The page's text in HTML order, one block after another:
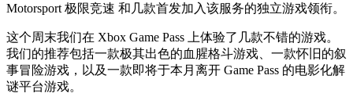
Motorsport 极限竞速 和几款首发加入该服务的独立游戏领衔。
这个周末我们在 Xbox Game Pass 上体验了几款不错的游戏。
我们的推荐包括一款极其出色的血腥格斗游戏、一款怀旧的叙
事冒险游戏，以及一款即将于本月离开 Game Pass 的电影化解
谜平台游戏。